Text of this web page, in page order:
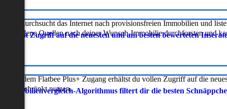
durchsucht das Internet nach provisionsfreien Immobilien und
Quellen nach deiner Wunsch-Immobilie durchforsten und
erhältst Zugriff auf die neuesten und am besten bewerteten
mit dem Flatbee Plus+ Zugang erhältst du vollen Zugriff auf die
nutzen.
Immobilienvergleich-Algorithmus filtert dir die besten